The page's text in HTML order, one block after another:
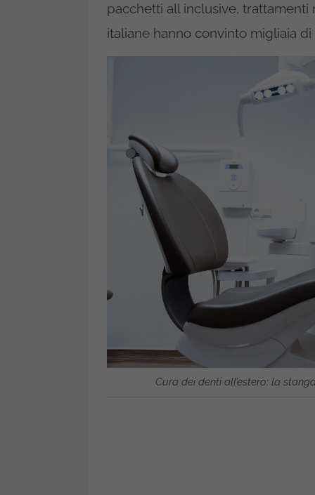
pacchetti all inclusive,
italiane hanno convinto migliaia di
Cura dei denti all’estero: la